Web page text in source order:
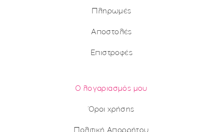
Πληρωμές
Αποστολές
Επιστροφές
Ο λογαριασμός μου
Όροι χρήσης